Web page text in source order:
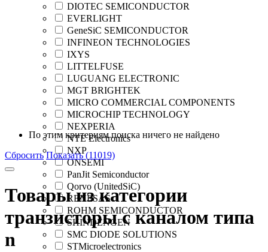
DIOTEC SEMICONDUCTOR
EVERLIGHT
GeneSiC SEMICONDUCTOR
INFINEON TECHNOLOGIES
IXYS
LITTELFUSE
LUGUANG ELECTRONIC
MGT BRIGHTEK
MICRO COMMERCIAL COMPONENTS
MICROCHIP TECHNOLOGY
NEXPERIA
NTE Electronics
NXP
ONSEMI
PanJit Semiconductor
Qorvo (UnitedSiC)
RENESAS
ROHM SEMICONDUCTOR
SHINDENGEN
SMC DIODE SOLUTIONS
STMicroelectronics
По этим критериям поиска ничего не найдено
Сбросить Показать (11019)
Товары из категории
транзисторы с каналом типа
n